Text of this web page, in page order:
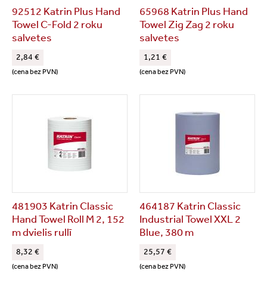
92512 Katrin Plus Hand
Towel C-Fold 2 roku
salvetes
2,84 €
(cena bez PVN)
65968 Katrin Plus Hand
Towel Zig Zag 2 roku
salvetes
1,21 €
(cena bez PVN)
481903 Katrin Classic
Hand Towel Roll M 2, 152
m dvielis rullī
8,32 €
(cena bez PVN)
464187 Katrin Classic
Industrial Towel XXL 2
Blue, 380 m
25,57 €
(cena bez PVN)